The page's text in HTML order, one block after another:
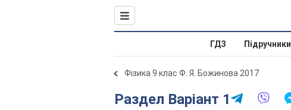
ГДЗ Підручники
Фізика 9 клас Ф. Я. Божинова 2017
Раздел Варіант 1